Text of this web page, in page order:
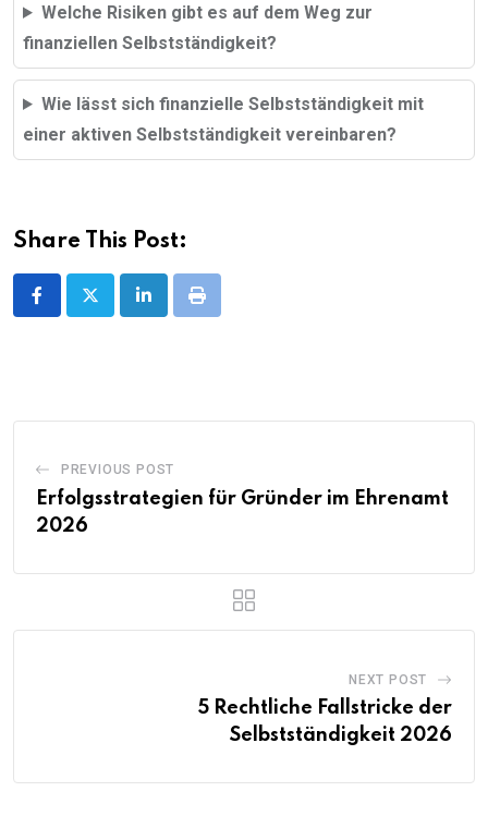
Welche Risiken gibt es auf dem Weg zur
finanziellen Selbstständigkeit?
Wie lässt sich finanzielle Selbstständigkeit mit
einer aktiven Selbstständigkeit vereinbaren?
Share This Post:
LinkedInPrint
PREVIOUS POST
Erfolgsstrategien für Gründer im Ehrenamt
2026
NEXT POST
5 Rechtliche Fallstricke der
Selbstständigkeit 2026